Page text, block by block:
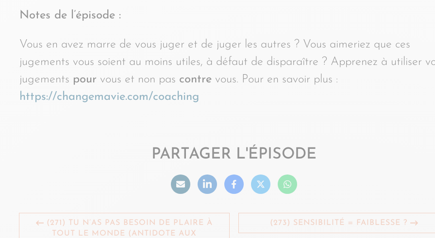
Notes de l’épisode :
Vous en avez marre de vous juger et de juger les autres ? Vous aimeriez que ces
jugements vous soient au moins utiles, à défaut de disparaître ? Apprenez à utiliser
jugements pour vous et non pas contre vous. Pour en savoir plus :
https://changemavie.com/coaching
PARTAGER L'ÉPISODE
(271) TU N’AS PAS BESOIN DE PLAIRE À
TOUT LE MONDE (ANTIDOTE AUX
(273) SENSIBILITÉ = FAIBLESSE ?